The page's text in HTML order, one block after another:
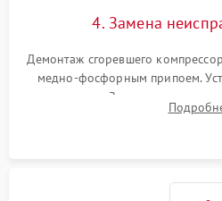
4. Замена
Демонтаж сгоревшего
медно-фосфорным припоем.
осушителя. Замена
сломанных заслонок или